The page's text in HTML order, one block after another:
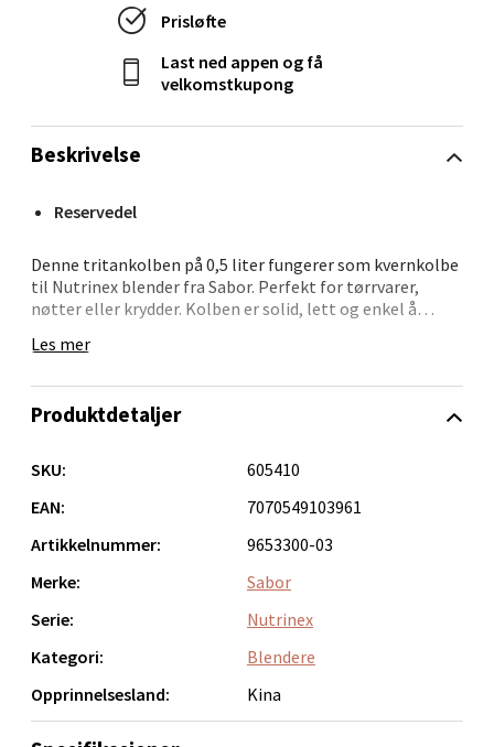
Beskrivelse
Reservedel
Denne tritankolben på 0,5 liter fungerer som kvernkolbe
til Nutrinex blender fra Sabor. Perfekt for tørrvarer,
nøtter eller krydder. Kolben er solid, lett og enkel å
Les mer
Prisløfte
Last ned appen og få
velkomstkupong
Produktdetaljer
SKU:
605410
EAN:
7070549103961
Artikkelnummer:
9653300-03
Merke:
Sabor
Serie:
Nutrinex
Kategori:
Blendere
Opprinnelsesland:
Kina
Narvik - Thon Senter Malmporten
Åpent i dag 10-18
0 i butikk
Velg
Bergen - Oasen Senter
Folke Bernadottes vei 52, 5147 Fyllingsdalen
Åpent i dag 10-18
0 i butikk
Oppdal - Aunasenteret